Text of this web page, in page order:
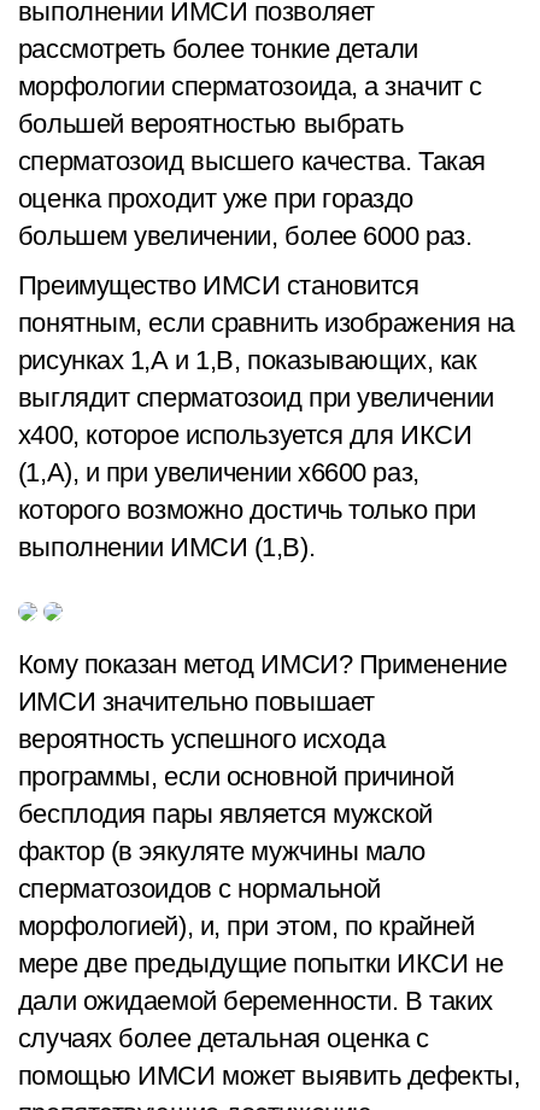
выполнении ИМСИ позволяет
рассмотреть более тонкие детали
морфологии сперматозоида, а значит с
большей вероятностью выбрать
сперматозоид высшего качества. Такая
оценка проходит уже при гораздо
большем увеличении, более 6000 раз.
Преимущество ИМСИ становится
понятным, если сравнить изображения на
рисунках 1,А и 1,В, показывающих, как
выглядит сперматозоид при увеличении
х400, которое используется для ИКСИ
(1,А), и при увеличении х6600 раз,
которого возможно достичь только при
выполнении ИМСИ (1,В).
Кому показан метод ИМСИ? Применение
ИМСИ значительно повышает
вероятность успешного исхода
программы, если основной причиной
бесплодия пары является мужской
фактор (в эякуляте мужчины мало
сперматозоидов с нормальной
морфологией), и, при этом, по крайней
мере две предыдущие попытки ИКСИ не
дали ожидаемой беременности. В таких
случаях более детальная оценка с
помощью ИМСИ может выявить дефекты,